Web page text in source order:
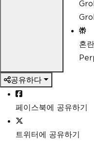
혼
공유하다
페이스북에 공유하기
트위터에 공유하기